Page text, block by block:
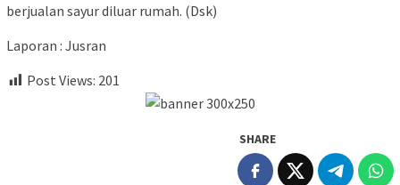
berjualan sayur diluar rumah. (Dsk)
Laporan : Jusran
Post Views: 201
SHARE